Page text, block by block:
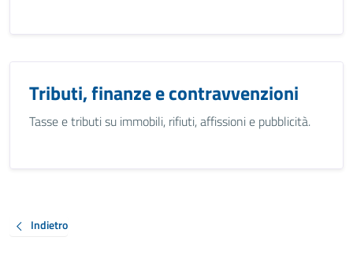
Tributi, finanze e contravvenzioni
Tasse e tributi su immobili, rifiuti, affissioni e pubblicità.
Indietro